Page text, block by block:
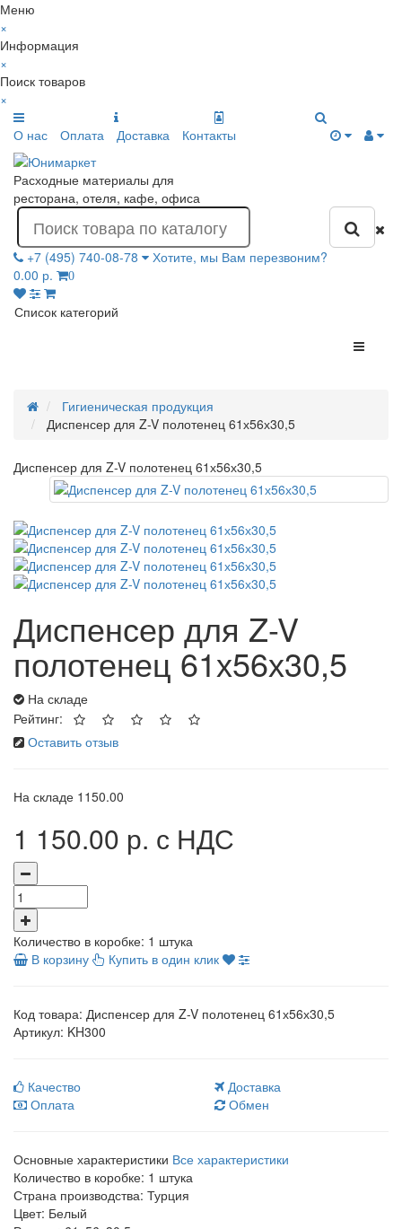
Меню
×
Информация
×
Поиск товаров
×
О нас
Оплата Доставка Контакты
Расходные материалы для
ресторана, отеля, кафе, офиса
+7 (495) 740-08-78
Хотите, мы Вам перезвоним?
0.00 р.
0
Список категорий
Гигиеническая продукция
Диспенсер для Z-V полотенец 61х56х30,5
Диспенсер для Z-V полотенец 61х56х30,5
Диспенсер для Z-V
полотенец 61х56х30,5
На складе
Рейтинг:
Оставить отзыв
На складе 1150.00
1 150.00 р. с НДС
Количество в коробке: 1 штука
В корзину
Купить в один клик
Код товара: Диспенсер для Z-V полотенец 61х56х30,5
Артикул: KH300
Качество
Доставка
Оплата
Обмен
Основные характеристики Все характеристики
Количество в коробке: 1 штука
Страна производства: Турция
Цвет: Белый